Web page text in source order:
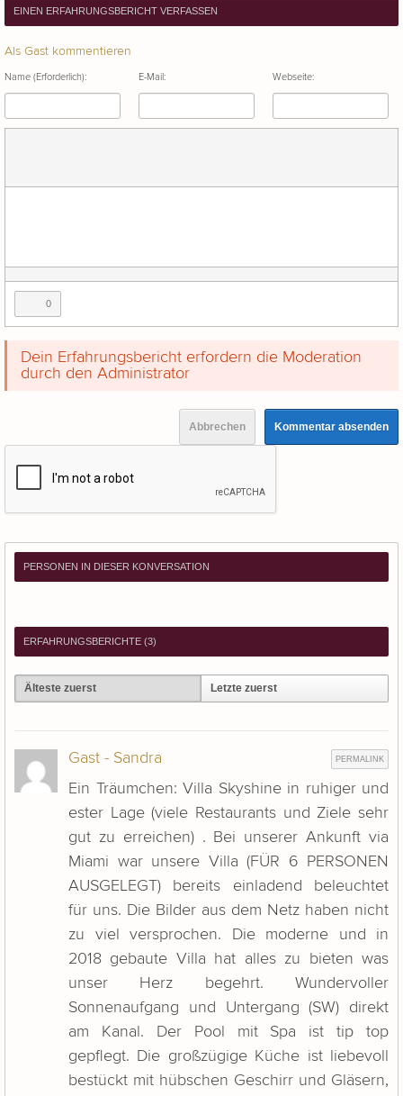
EINEN ERFAHRUNGSBERICHT VERFASSEN
Als Gast kommentieren
Name (Erforderlich): E-Mail: Webseite:
0
Dein Erfahrungsbericht erfordern die Moderation
durch den Administrator
Kommentar absenden
Abbrechen
PERSONEN IN DIESER KONVERSATION
ERFAHRUNGSBERICHTE (3)
Älteste zuerst Letzte zuerst
Gast - Sandra PERMALINK
Ein Träumchen: Villa Skyshine in ruhiger und
ester Lage (viele Restaurants und Ziele sehr
gut zu erreichen) . Bei unserer Ankunft via
Miami war unsere Villa (FÜR 6 PERSONEN
AUSGELEGT) bereits einladend beleuchtet
für uns. Die Bilder aus dem Netz haben nicht
zu viel versprochen. Die moderne und in
2018 gebaute Villa hat alles zu bieten was
unser Herz begehrt. Wundervoller
Sonnenaufgang und Untergang (SW) direkt
am Kanal. Der Pool mit Spa ist tip top
gepflegt. Die großzügige Küche ist liebevoll
bestückt mit hübschen Geschirr und Gläsern,